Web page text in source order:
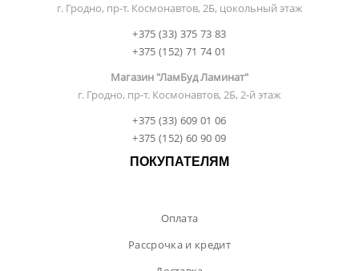
г. Гродно, пр-т. Космонавтов, 2Б, цокольный этаж
+375 (33) 375 73 83
+375 (152) 71 74 01
Магазин "ЛамБуд Ламинат"
г. Гродно, пр-т. Космонавтов, 2Б, 2-й этаж
+375 (33) 609 01 06
+375 (152) 60 90 09
ПОКУПАТЕЛЯМ
Оплата
Рассрочка и кредит